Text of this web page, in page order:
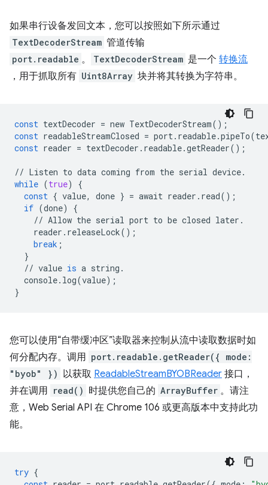
如果串行设备发回文本，您可以按照如下所示通过
TextDecoderStream 管道传输
port.readable 。 TextDecoderStream 是一个 转换流
，用于抓取所有 Uint8Array 块并将其转换为字符串。
const textDecoder = new TextDecoderStream();
const readableStreamClosed = port. readable.pipeTo(
const reader = textDecoder . readable.getReader();
// Listen to data coming from the serial device.
while (true)
{
const { value, done } = await reader . read();
if (done)
{
// Allow the serial port to be closed later .
reader . releaseLock();
break ;
}
// value is a string .
console. log(value);
}
您可以使用“自带缓冲区”读取器来控制从流中读取数据时如
何分配内存。调用 port.readable.getReader({ mode:
"byob" }) 以获取 ReadableStreamBYOBReader 接口，
并在调用 read() 时提供您自己的 ArrayBuffer 。请注
意，Web Serial API 在 Chrome 106 或更高版本中支持此功
能。
try {